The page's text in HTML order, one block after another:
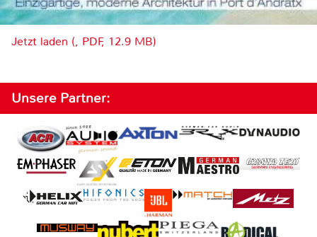
Jetzt laden (, PDF, 12.9 MB)
Unsere Partner: